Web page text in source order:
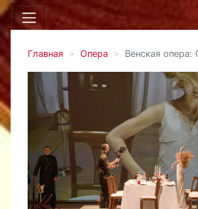
Главная Опера Венская опера: